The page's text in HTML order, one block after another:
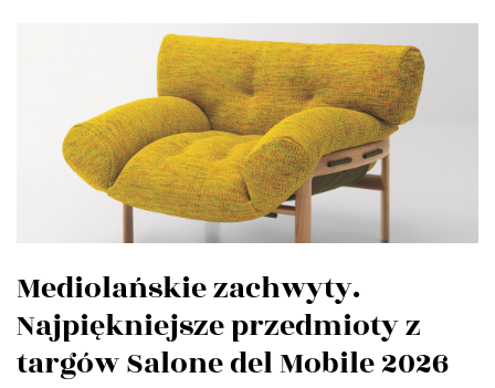
Mediolańskie zachwyty.
Najpiękniejsze przedmioty z
targów Salone del Mobile 2026